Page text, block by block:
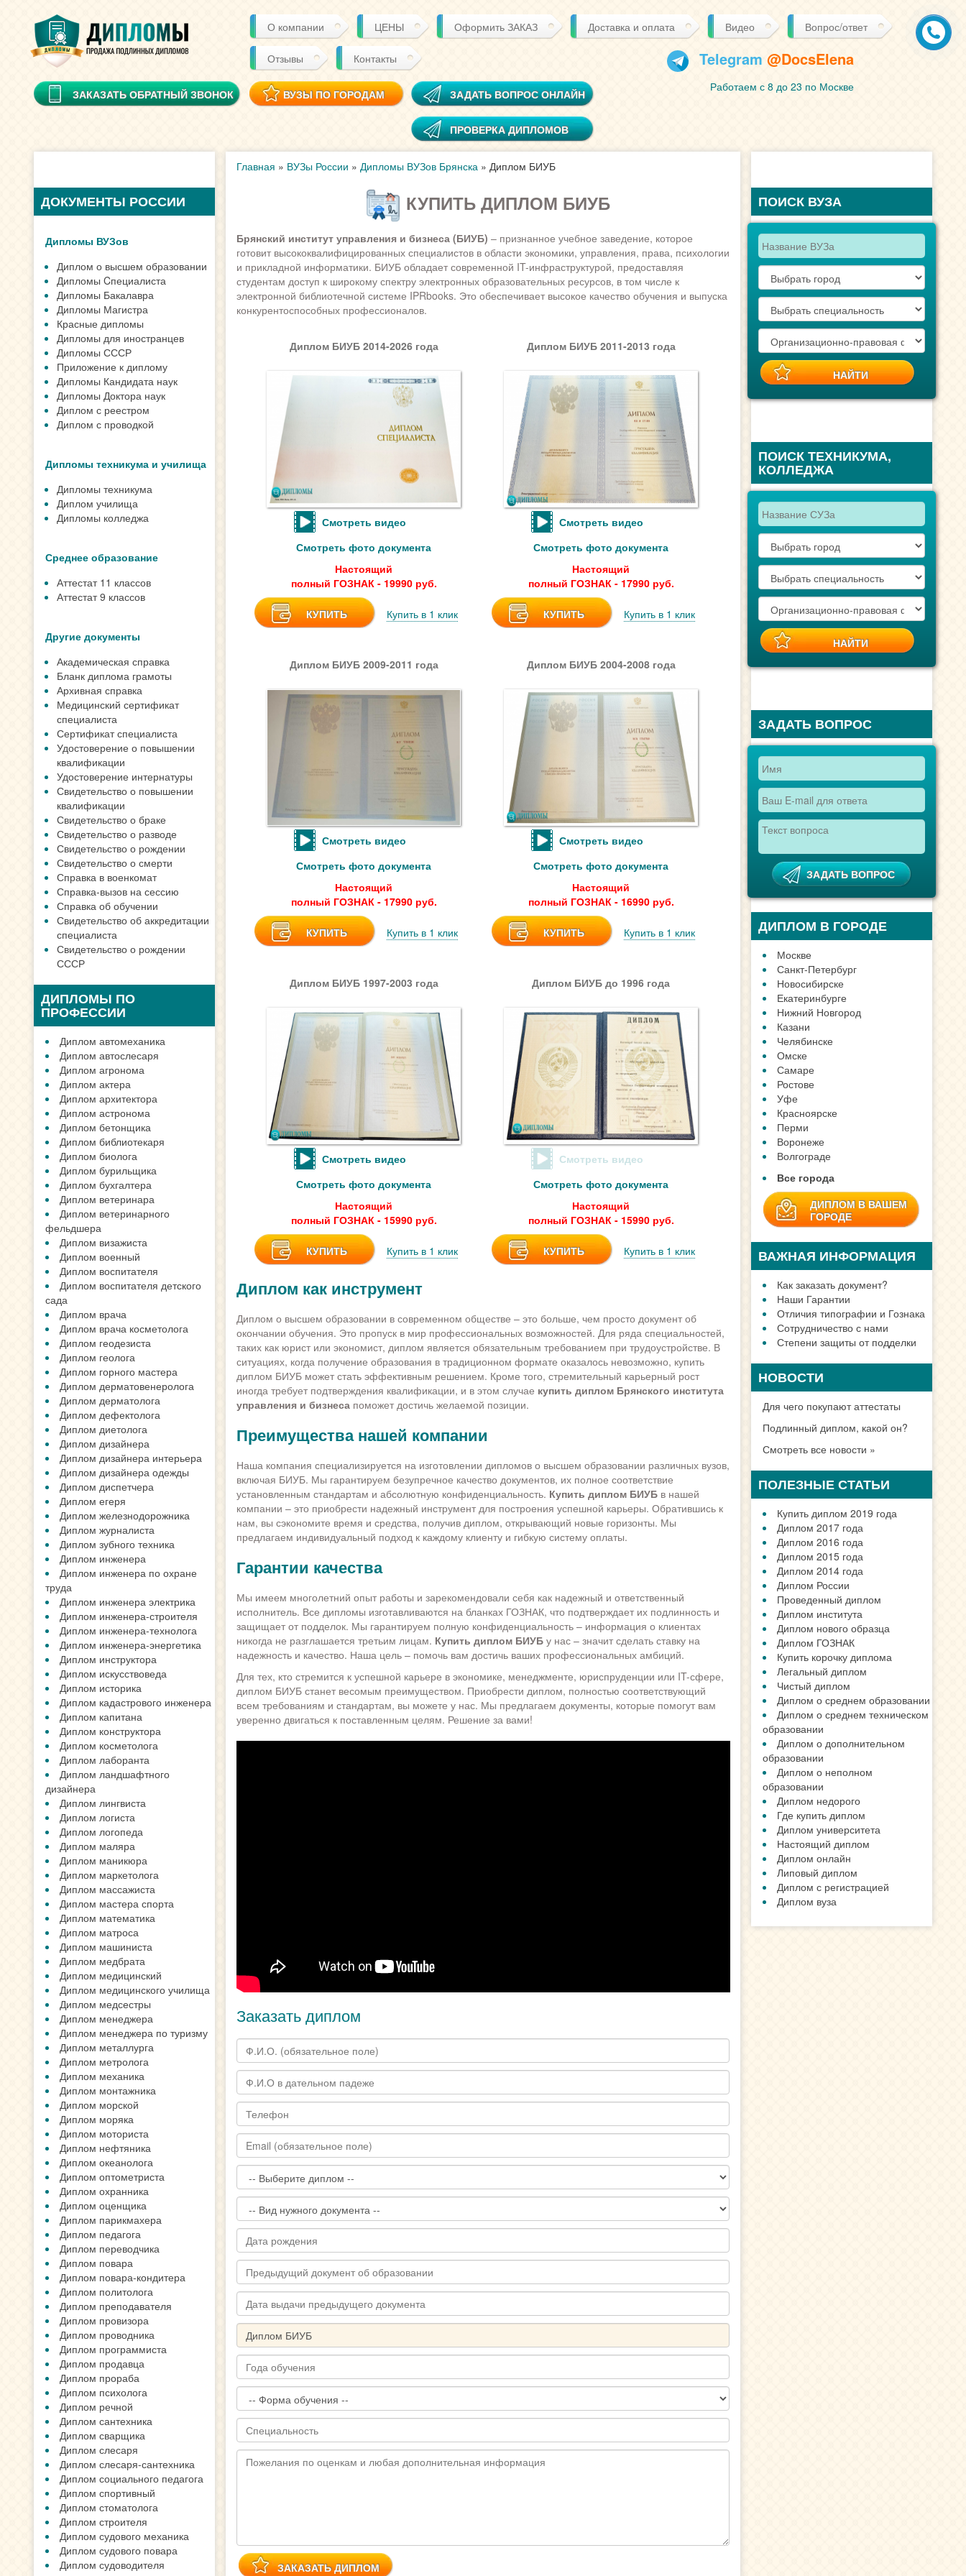
О компании ЦЕНЫ Оформить ЗАКАЗ Доставка и оплата Видео Вопрос/ответ
Отзывы Контакты
ЗАКАЗАТЬ ОБРАТНЫЙ ЗВОНОК ВУЗЫ ПО ГОРОДАМ ЗАДАТЬ ВОПРОС ОНЛАЙН
ПРОВЕРКА ДИПЛОМОВ
Telegram @DocsElena
Работаем с 8 до 23 по Москве
ДОКУМЕНТЫ РОССИИ
Дипломы ВУЗов
Диплом о высшем образовании
Дипломы Cпециалиста
Дипломы Бакалавра
Дипломы Магистра
Красные дипломы
Дипломы для иностранцев
Дипломы СССР
Приложение к диплому
Дипломы Кандидата наук
Дипломы Доктора наук
Диплом с реестром
Диплом с проводкой
Дипломы техникума и училища
Дипломы техникума
Диплом училища
Дипломы колледжа
Среднее образование
Аттестат 11 классов
Аттестат 9 классов
Другие документы
Академическая справка
Бланк диплома грамоты
Архивная справка
Медицинский сертификат
специалиста
Сертификат специалиста
Удостоверение о повышении
квалификации
Удостоверение интернатуры
Свидетельство о повышении
квалификации
Свидетельство о браке
Свидетельство о разводе
Свидетельство о рождении
Свидетельство о смерти
Справка в военкомат
Справка-вызов на сессию
Справка об обучении
Свидетельство об аккредитации
специалиста
Свидетельство о рождении
СССР
ДИПЛОМЫ ПО
ПРОФЕССИИ
Диплом автомеханика
Диплом автослесаря
Диплом агронома
Диплом актера
Диплом архитектора
Диплом астронома
Диплом бетонщика
Диплом библиотекаря
Диплом биолога
Диплом бурильщика
Диплом бухгалтера
Диплом ветеринара
Диплом ветеринарного
фельдшера
Диплом визажиста
Диплом военный
Диплом воспитателя
Диплом воспитателя детского
сада
Диплом врача
Диплом врача косметолога
Диплом геодезиста
Диплом геолога
Диплом горного мастера
Диплом дерматовенеролога
Диплом дерматолога
Диплом дефектолога
Диплом диетолога
Диплом дизайнера
Диплом дизайнера интерьера
Диплом дизайнера одежды
Диплом диспетчера
Диплом егеря
Диплом железнодорожника
Диплом журналиста
Диплом зубного техника
Диплом инженера
Диплом инженера по охране
труда
Диплом инженера электрика
Диплом инженера-строителя
Диплом инженера-технолога
Диплом инженера-энергетика
Диплом инструктора
Диплом искусствоведа
Диплом историка
Диплом кадастрового инженера
Диплом капитана
Диплом конструктора
Диплом косметолога
Диплом лаборанта
Диплом ландшафтного
дизайнера
Диплом лингвиста
Диплом логиста
Диплом логопеда
Диплом маляра
Диплом маникюра
Диплом маркетолога
Диплом массажиста
Диплом мастера спорта
Диплом математика
Диплом матроса
Диплом машиниста
Диплом медбрата
Диплом медицинский
Диплом медицинского училища
Диплом медсестры
Диплом менеджера
Диплом менеджера по туризму
Диплом металлурга
Диплом метролога
Диплом механика
Диплом монтажника
Диплом морской
Диплом моряка
Диплом моториста
Диплом нефтяника
Диплом океанолога
Диплом оптометриста
Диплом охранника
Диплом оценщика
Диплом парикмахера
Диплом педагога
Диплом переводчика
Диплом повара
Диплом повара-кондитера
Диплом политолога
Диплом преподавателя
Диплом провизора
Диплом проводника
Диплом программиста
Диплом продавца
Диплом прораба
Диплом психолога
Диплом речной
Диплом сантехника
Диплом сварщика
Диплом слесаря
Диплом слесаря-сантехника
Диплом социального педагога
Диплом спортивный
Диплом стоматолога
Диплом строителя
Диплом судового механика
Диплом судового повара
Диплом судоводителя
Главная » ВУЗы России » Дипломы ВУЗов Брянска» Диплом БИУБ
КУПИТЬ ДИПЛОМ БИУБ
Брянский институт управления и бизнеса (БИУБ) – признанное учебное заведение, которое
готовит высококвалифицированных специалистов в области экономики, управления, права, психологии
и прикладной информатики. БИУБ обладает современной IT-инфраструктурой, предоставляя
студентам доступ к широкому спектру электронных образовательных ресурсов, в том числе к
электронной библиотечной системе IPRbooks. Это обеспечивает высокое качество обучения и выпуска
конкурентоспособных профессионалов.
Диплом БИУБ 2014-2026 года
Смотреть видео
Смотреть фото документа
Настоящий
полный ГОЗНАК - 19990 руб.
КУПИТЬ Купить в 1 клик
Диплом БИУБ 2011-2013 года
Смотреть видео
Смотреть фото документа
Настоящий
полный ГОЗНАК - 17990 руб.
КУПИТЬ Купить в 1 клик
Диплом БИУБ 2009-2011 года
Смотреть видео
Смотреть фото документа
Настоящий
полный ГОЗНАК - 17990 руб.
КУПИТЬ Купить в 1 клик
Диплом БИУБ 2004-2008 года
Смотреть видео
Смотреть фото документа
Настоящий
полный ГОЗНАК - 16990 руб.
КУПИТЬ Купить в 1 клик
Диплом БИУБ 1997-2003 года
Смотреть видео
Смотреть фото документа
Настоящий
полный ГОЗНАК - 15990 руб.
КУПИТЬ Купить в 1 клик
Диплом БИУБ до 1996 года
Смотреть видео
Смотреть фото документа
Настоящий
полный ГОЗНАК - 15990 руб.
КУПИТЬ Купить в 1 клик
Диплом как инструмент
Диплом о высшем образовании в современном обществе – это больше, чем просто документ об
окончании обучения. Это пропуск в мир профессиональных возможностей. Для ряда специальностей,
таких как юрист или экономист, диплом является обязательным требованием при трудоустройстве. В
ситуациях, когда получение образования в традиционном формате оказалось невозможно, купить
диплом БИУБ может стать эффективным решением. Кроме того, стремительный карьерный рост
иногда требует подтверждения квалификации, и в этом случае купить диплом Брянского института
управления и бизнесапоможет достичь желаемой позиции.
Преимущества нашей компании
Наша компания специализируется на изготовлении дипломов о высшем образовании различных вузов,
включая БИУБ. Мы гарантируем безупречное качество документов, их полное соответствие
установленным стандартам и абсолютную конфиденциальность. Купить диплом БИУБв нашей
компании – это приобрести надежный инструмент для построения успешной карьеры. Обратившись к
нам, вы сэкономите время и средства, получив диплом, открывающий новые горизонты. Мы
предлагаем индивидуальный подход к каждому клиенту и гибкую систему оплаты.
Гарантии качества
Мы имеем многолетний опыт работы и зарекомендовали себя как надежный и ответственный
исполнитель. Все дипломы изготавливаются на бланках ГОЗНАК, что подтверждает их подлинность и
защищает от подделок. Мы гарантируем полную конфиденциальность – информация о клиентах
никогда не разглашается третьим лицам. Купить диплом БИУБу нас – значит сделать ставку на
надежность и качество. Наша цель – помочь вам достичь ваших профессиональных амбиций.
Для тех, кто стремится к успешной карьере в экономике, менеджменте, юриспруденции или IT-сфере,
диплом БИУБ станет весомым преимуществом. Приобрести диплом, полностью соответствующий
всем требованиям и стандартам, вы можете у нас. Мы предлагаем документы, которые помогут вам
уверенно двигаться к поставленным целям. Решение за вами!
Заказать диплом
ПОИСК ВУЗА
ПОИСК ТЕХНИКУМА,
КОЛЛЕДЖА
ЗАДАТЬ ВОПРОС
ДИПЛОМ В ГОРОДЕ
Москве
Санкт-Петербург
Новосибирске
Екатеринбурге
Нижний Новгород
Казани
Челябинске
Омске
Самаре
Ростове
Уфе
Красноярске
Перми
Воронеже
Волгограде
Все города
ДИПЛОМ В ВАШЕМ
ГОРОДЕ
ВАЖНАЯ ИНФОРМАЦИЯ
Как заказать документ?
Наши Гарантии
Отличия типографии и Гознака
Сотрудничество с нами
Степени защиты от подделки
НОВОСТИ
Для чего покупают аттестаты
Подлинный диплом, какой он?
Смотреть все новости »
ПОЛЕЗНЫЕ СТАТЬИ
Купить диплом 2019 года
Диплом 2017 года
Диплом 2016 года
Диплом 2015 года
Диплом 2014 года
Диплом России
Проведенный диплом
Диплом института
Диплом нового образца
Диплом ГОЗНАК
Купить корочку диплома
Легальный диплом
Чистый диплом
Диплом о среднем образовании
Диплом о среднем техническом
образовании
Диплом о дополнительном
образовании
Диплом о неполном
образовании
Диплом недорого
Где купить диплом
Диплом университета
Настоящий диплом
Диплом онлайн
Липовый диплом
Диплом с регистрацией
Диплом вуза